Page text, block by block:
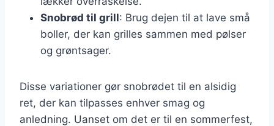
Snobrød til grill: Brug dejen til at lave små
boller, der kan grilles sammen med pølser
og grøntsager.
Disse variationer gør snobrødet til en alsidig
ret, der kan tilpasses enhver smag og
anledning. Uanset om det er til en sommerfest,